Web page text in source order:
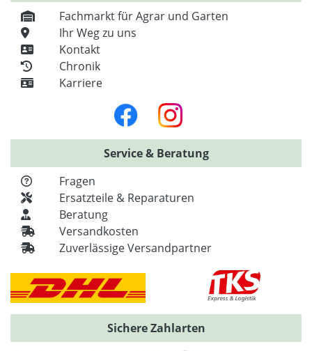
Fachmarkt für Agrar und Garten
Ihr Weg zu uns
Kontakt
Chronik
Karriere
Service & Beratung
Fragen
Ersatzteile & Reparaturen
Beratung
Versandkosten
Zuverlässige Versandpartner
Sichere Zahlarten